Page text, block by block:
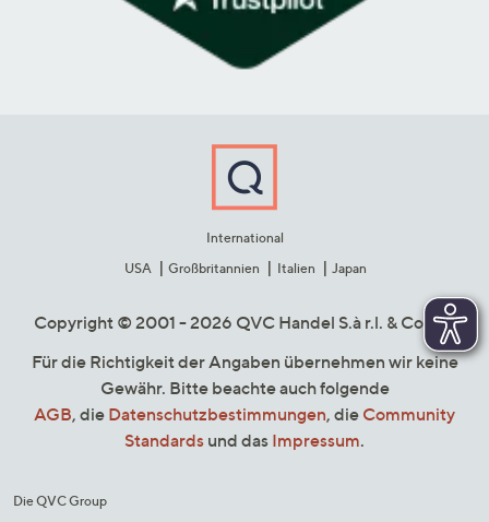
International
USA
Großbritannien Italien Japan
Copyright © 2001 - 2026 QVC Handel S.à r.l. & Co. KG
Für die Richtigkeit der Angaben übernehmen wir keine
Gewähr. Bitte beachte auch folgende
AGB, die Datenschutzbestimmungen, die Community
Standards und das Impressum.
Die QVC Group